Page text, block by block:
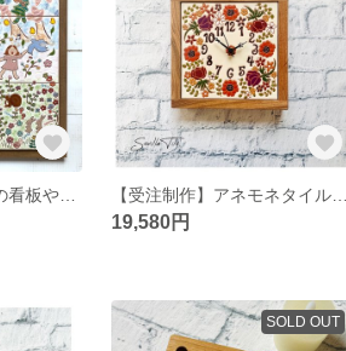
【受注制作】アネモネタイルの時計（アイボリー）
19,580円
SOLD OUT